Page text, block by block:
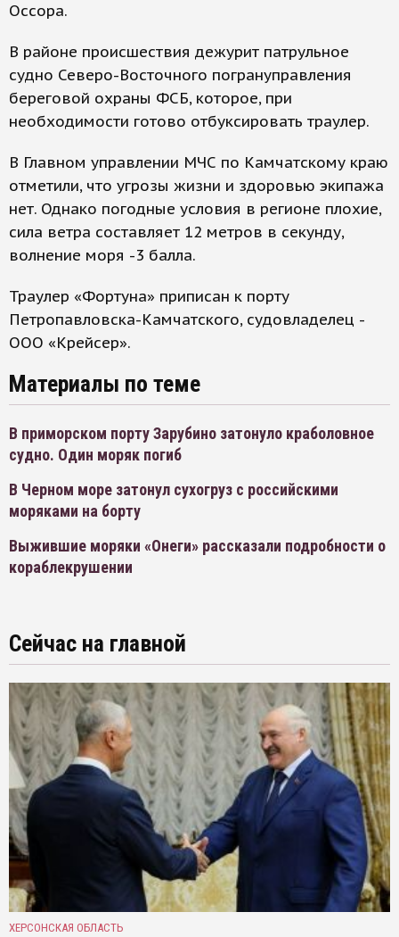
Оссора.
В районе происшествия дежурит патрульное
судно Северо-Восточного погрануправления
береговой охраны ФСБ, которое, при
необходимости готово отбуксировать траулер.
В Главном управлении МЧС по Камчатскому краю
отметили, что угрозы жизни и здоровью экипажа
нет. Однако погодные условия в регионе плохие,
сила ветра составляет 12 метров в секунду,
волнение моря -3 балла.
Траулер «Фортуна» приписан к порту
Петропавловска-Камчатского, судовладелец -
ООО «Крейсер».
Материалы по теме
В приморском порту Зарубино затонуло краболовное
судно. Один моряк погиб
В Черном море затонул сухогруз с российскими
моряками на борту
Выжившие моряки «Онеги» рассказали подробности о
кораблекрушении
Сейчас на главной
ХЕРСОНСКАЯ ОБЛАСТЬ